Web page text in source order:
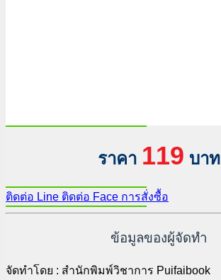
ราคา 119 บาท
ติดต่อ Line ติดต่อ Face การสั่งซื้อ
ข้อมูลของผู้จัดทำ
จัดทำโดย : สำนักพิมพ์วิชาการ Puifaibook